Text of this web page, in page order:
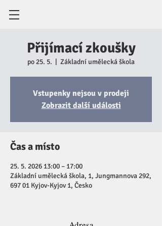
Přijímací zkoušky
po 25. 5. Základní umělecká škola
Vstupenky nejsou v prodeji
Zobrazit další události
Čas a místo
25. 5. 2026 13:00 – 17:00
Základní umělecká škola, 1, Jungmannova 292,
697 01 Kyjov-Kyjov 1, Česko